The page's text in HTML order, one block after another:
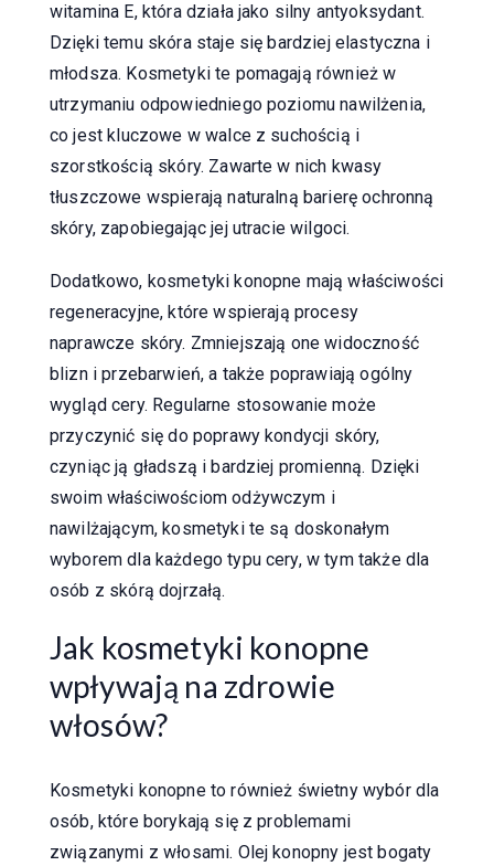
witamina E, która działa jako silny antyoksydant.
Dzięki temu skóra staje się bardziej elastyczna i
młodsza. Kosmetyki te pomagają również w
utrzymaniu odpowiedniego poziomu nawilżenia,
co jest kluczowe w walce z suchością i
szorstkością skóry. Zawarte w nich kwasy
tłuszczowe wspierają naturalną barierę ochronną
skóry, zapobiegając jej utracie wilgoci.
Dodatkowo, kosmetyki konopne mają właściwości
regeneracyjne, które wspierają procesy
naprawcze skóry. Zmniejszają one widoczność
blizn i przebarwień, a także poprawiają ogólny
wygląd cery. Regularne stosowanie może
przyczynić się do poprawy kondycji skóry,
czyniąc ją gładszą i bardziej promienną. Dzięki
swoim właściwościom odżywczym i
nawilżającym, kosmetyki te są doskonałym
wyborem dla każdego typu cery, w tym także dla
osób z skórą dojrzałą.
Jak kosmetyki konopne
wpływają na zdrowie
włosów?
Kosmetyki konopne to również świetny wybór dla
osób, które borykają się z problemami
związanymi z włosami. Olej konopny jest bogaty